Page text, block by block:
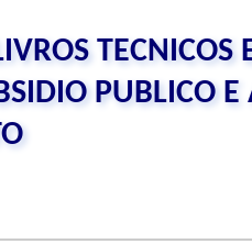
TECNICOS
PUBLICO E